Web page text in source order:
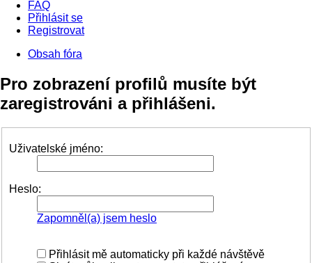
FAQ
Přihlásit se
Registrovat
Obsah fóra
Pro zobrazení profilů musíte být
zaregistrováni a přihlášeni.
Uživatelské jméno:
Heslo:
Zapomněl(a) jsem heslo
Přihlásit mě automaticky při každé návštěvě